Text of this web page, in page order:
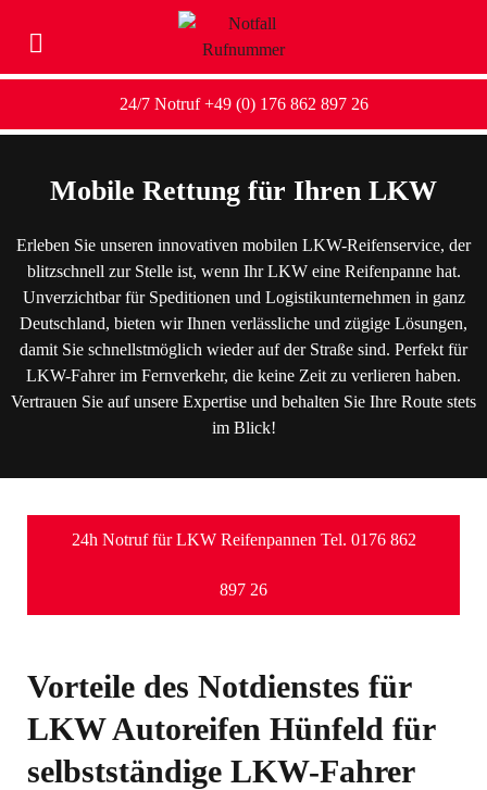
24/7 Notruf +49 (0) 176 862 897 26
Mobile Rettung für Ihren LKW
Erleben Sie unseren innovativen mobilen LKW-Reifenservice, der
blitzschnell zur Stelle ist, wenn Ihr LKW eine Reifenpanne hat.
Unverzichtbar für Speditionen und Logistikunternehmen in ganz
Deutschland, bieten wir Ihnen verlässliche und zügige Lösungen,
damit Sie schnellstmöglich wieder auf der Straße sind. Perfekt für
LKW-Fahrer im Fernverkehr, die keine Zeit zu verlieren haben.
Vertrauen Sie auf unsere Expertise und behalten Sie Ihre Route stets
im Blick!
24h Notruf für LKW Reifenpannen Tel. 0176 862
897 26
Vorteile des Notdienstes für
LKW Autoreifen Hünfeld für
selbstständige LKW-Fahrer